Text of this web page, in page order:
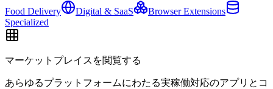
Food Delivery
Digital & SaaS
Browser Extensions
Specialized
マーケットプレイスを閲覧する
あらゆるプラットフォームにわたる実稼働対応のアプリとコ